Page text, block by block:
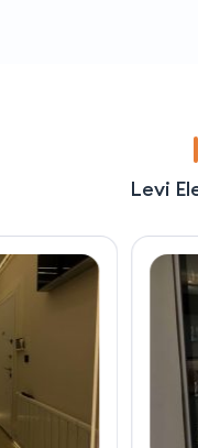
Levi